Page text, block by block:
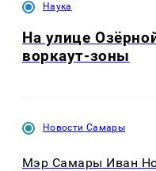
Наука
На улице
воркаут-зоны
Новости Самары
Мэр Самары Иван